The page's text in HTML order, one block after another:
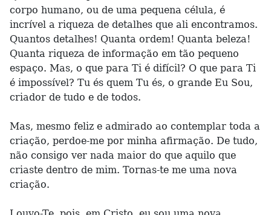
corpo humano, ou de uma pequena célula, é
incrível a riqueza de detalhes que ali encontramos.
Quantos detalhes! Quanta ordem! Quanta beleza!
Quanta riqueza de informação em tão pequeno
espaço. Mas, o que para Ti é difícil? O que para Ti
é impossível? Tu és quem Tu és, o grande Eu Sou,
criador de tudo e de todos.
Mas, mesmo feliz e admirado ao contemplar toda a
criação, perdoe-me por minha afirmação. De tudo,
não consigo ver nada maior do que aquilo que
criaste dentro de mim. Tornas-te me uma nova
criação.